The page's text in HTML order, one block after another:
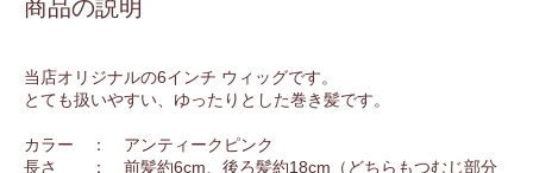
商品の説明
当店オリジナルの6インチ ウィッグです。
とても扱いやすい、ゆったりとした巻き髪です。
カラー ： アンティークピンク
長さ ： 前髪約6cm、後ろ髪約18cm（どちらもつむじ部分